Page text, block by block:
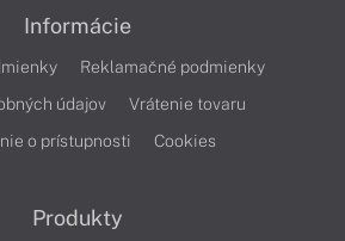
Informácie
Reklamačné podmienky
údajov
Vrátenie tovaru
o prístupnosti
Cookies
Produkty